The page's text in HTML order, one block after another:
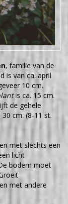
, familie van de
is van ca. april
10 cm.
is ca. 15 cm.
de gehele
cm. (8-11 st.
met slechts een
licht
bodem moet
met andere